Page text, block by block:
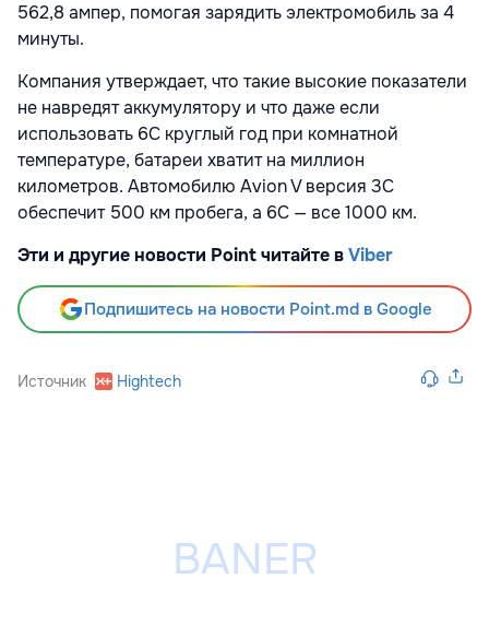
562,8 ампер, помогая зарядить электромобиль за 4
минуты.
Компания утверждает, что такие высокие показатели
не навредят аккумулятору и что даже если
использовать 6С круглый год при комнатной
температуре, батареи хватит на миллион
километров. Автомобилю Avion V версия 3С
обеспечит 500 км пробега, а 6С — все 1000 км.
Эти и другие новости Point читайте вViber
Подпишитесь на новости Point.md в Google
Источник Hightech